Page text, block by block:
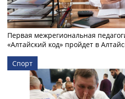
Первая межрегиональная
«Алтайский код» пройдет в
Спорт